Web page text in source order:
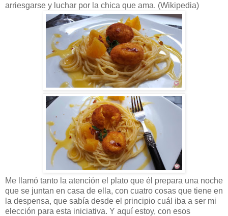
arriesgarse y luchar por la chica que ama. (Wikipedia)
Me llamó tanto la atención el plato que él prepara una noche
que se juntan en casa de ella, con cuatro cosas que tiene en
la despensa, que sabía desde el principio cuál iba a ser mi
elección para esta iniciativa. Y aquí estoy, con esos